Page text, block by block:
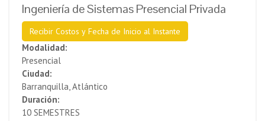
Ingeniería de Sistemas Presencial Privada
Recibir Costos y Fecha de Inicio al Instante
Modalidad:
Presencial
Ciudad:
Barranquilla, Atlántico
Duración:
10 SEMESTRES